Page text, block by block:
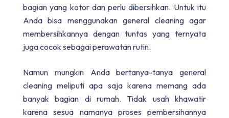
bagian yang kotor dan perlu dibersihkan. Untuk itu
Anda bisa menggunakan general cleaning agar
membersihkannya dengan tuntas yang ternyata
juga cocok sebagai perawatan rutin.
Namun mungkin Anda bertanya-tanya general
cleaning meliputi apa sajakarena memang ada
banyak bagian di rumah. Tidak usah khawatir
karena sesua namanya proses pembersihannya